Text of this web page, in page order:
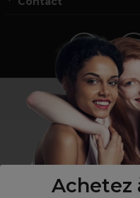
Achetez
Vous n’êtes
Visitez notre